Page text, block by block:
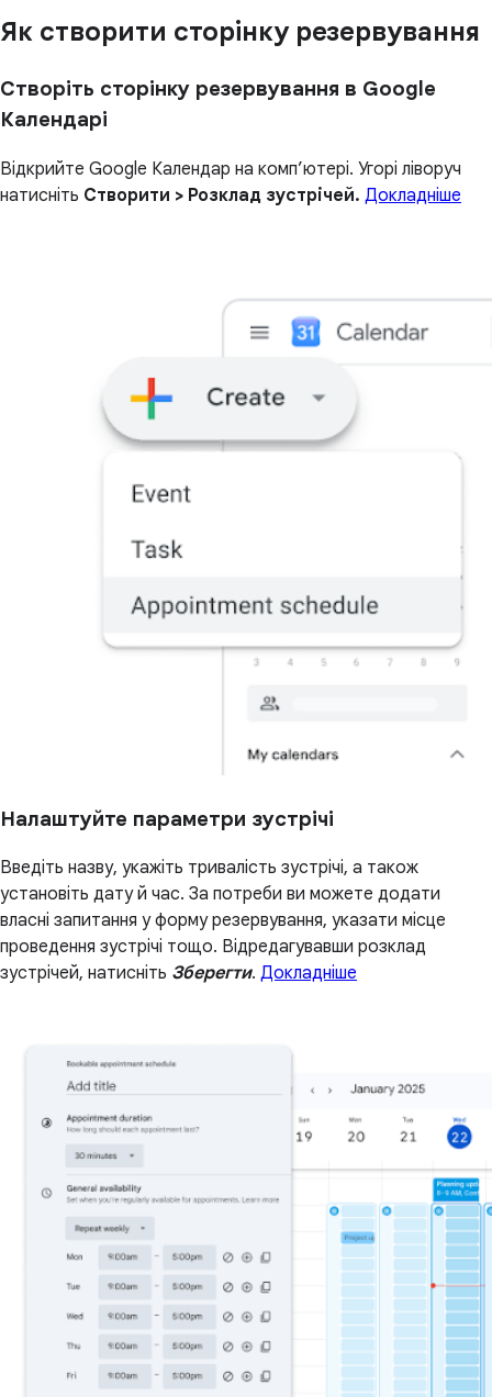
Як створити сторінку резервування
Створіть сторінку резервування в Google
Календарі
Відкрийте Google Календар на комп’ютері. Угорі ліворуч
натисніть Створити > Розклад зустрічей. Докладніше
Налаштуйте параметри зустрічі
Введіть назву, укажіть тривалість зустрічі, а також
установіть дату й час. За потреби ви можете додати
власні запитання у форму резервування, указати місце
проведення зустрічі тощо. Відредагувавши розклад
зустрічей, натисніть Зберегти. Докладніше